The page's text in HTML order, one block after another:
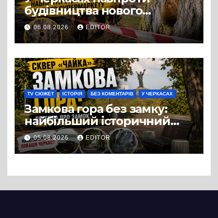
будівництва нового
супермаркету VARUS на
проспекті Перемоги всохли
дерева. І це навряд чи
можна назвати
випадковістю
06.08.2026 EDITOR
TV СЮЖЕТ ІСТОРІЯ БЕЗ КОМЕНТАРІВ У ЧЕРКАСАХ
Замкова гора без замку:
найбільший історичний
міф Черкас
05.08.2026 EDITOR